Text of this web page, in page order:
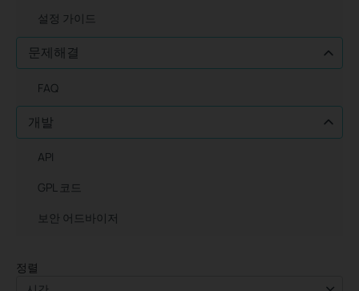
설정 가이드
문제해결
FAQ
개발
API
GPL 코드
보안 어드바이저
정렬